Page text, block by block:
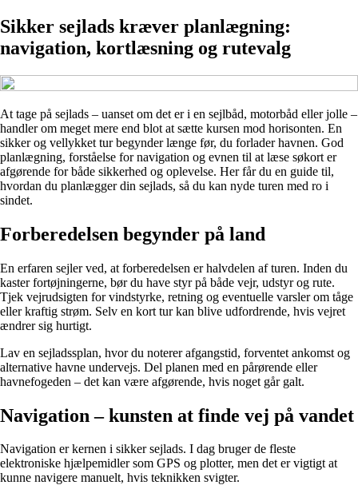
Sikker sejlads kræver planlægning:
navigation, kortlæsning og rutevalg
At tage på sejlads – uanset om det er i en sejlbåd, motorbåd eller jolle –
handler om meget mere end blot at sætte kursen mod horisonten. En
sikker og vellykket tur begynder længe før, du forlader havnen. God
planlægning, forståelse for navigation og evnen til at læse søkort er
afgørende for både sikkerhed og oplevelse. Her får du en guide til,
hvordan du planlægger din sejlads, så du kan nyde turen med ro i
sindet.
Forberedelsen begynder på land
En erfaren sejler ved, at forberedelsen er halvdelen af turen. Inden du
kaster fortøjningerne, bør du have styr på både vejr, udstyr og rute.
Tjek vejrudsigten for vindstyrke, retning og eventuelle varsler om tåge
eller kraftig strøm. Selv en kort tur kan blive udfordrende, hvis vejret
ændrer sig hurtigt.
Lav en sejladssplan, hvor du noterer afgangstid, forventet ankomst og
alternative havne undervejs. Del planen med en pårørende eller
havnefogeden – det kan være afgørende, hvis noget går galt.
Navigation – kunsten at finde vej på vandet
Navigation er kernen i sikker sejlads. I dag bruger de fleste
elektroniske hjælpemidler som GPS og plotter, men det er vigtigt at
kunne navigere manuelt, hvis teknikken svigter.